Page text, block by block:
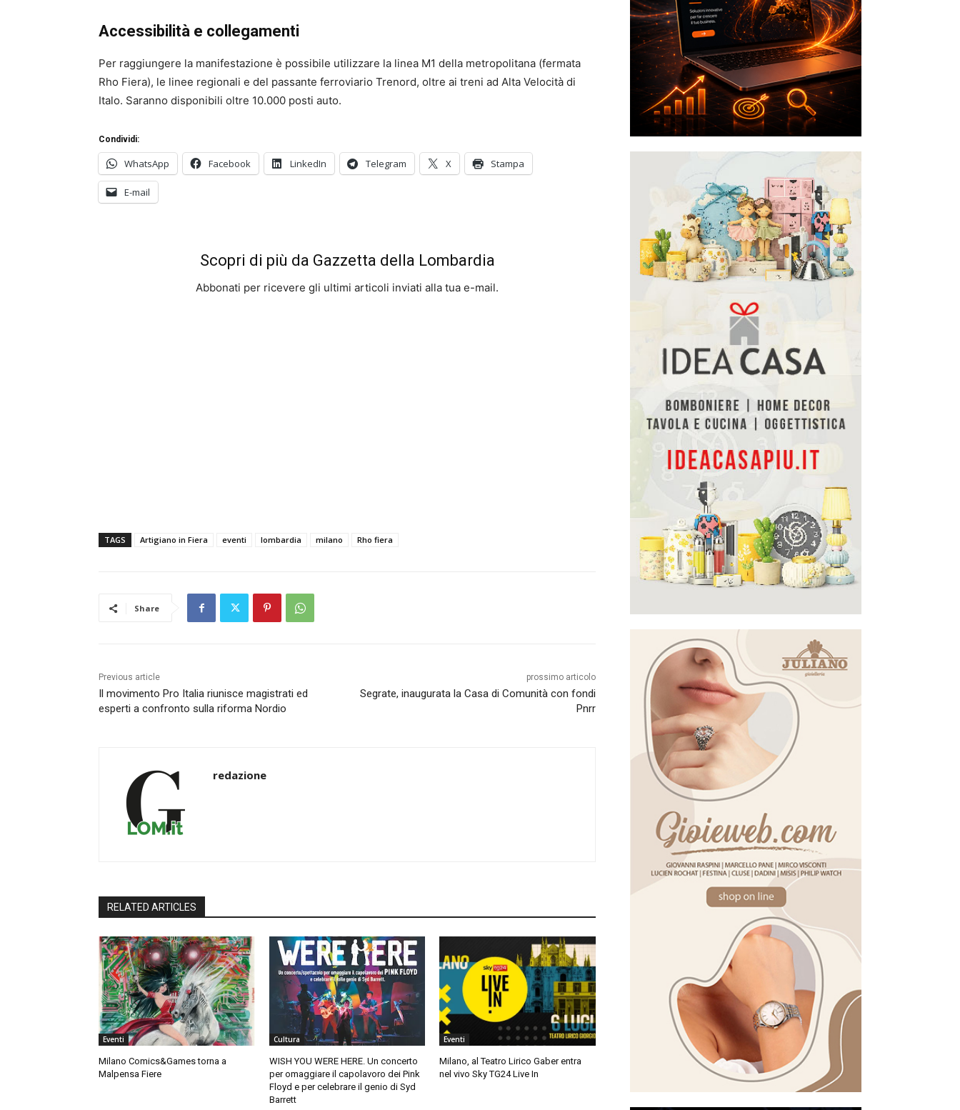
Accessibilità e collegamenti
Per raggiungere la manifestazione è possibile utilizzare la linea M1 della metropolitana (fermata
Rho Fiera), le linee regionali e del passante ferroviario Trenord, oltre ai treni ad Alta Velocità di
Italo. Saranno disponibili oltre 10.000 posti auto.
Condividi:
WhatsApp Facebook LinkedIn Telegram X Stampa
E-mail
Scopri di più da Gazzetta della Lombardia
Abbonati per ricevere gli ultimi articoli inviati alla tua e-mail.
TAGS Artigiano in Fiera eventi lombardia milano Rho fiera
Share
Previous article
Il movimento Pro Italia riunisce magistrati ed
esperti a confronto sulla riforma Nordio
prossimo articolo
Segrate, inaugurata la Casa di Comunità con fondi
Pnrr
redazione
RELATED ARTICLES
Eventi
Milano Comics&Games torna a
Malpensa Fiere
Cultura
WISH YOU WERE HERE. Un concerto
per omaggiare il capolavoro dei Pink
Floyd e per celebrare il genio di Syd
Barrett
Eventi
Milano, al Teatro Lirico Gaber entra
nel vivo Sky TG24 Live In